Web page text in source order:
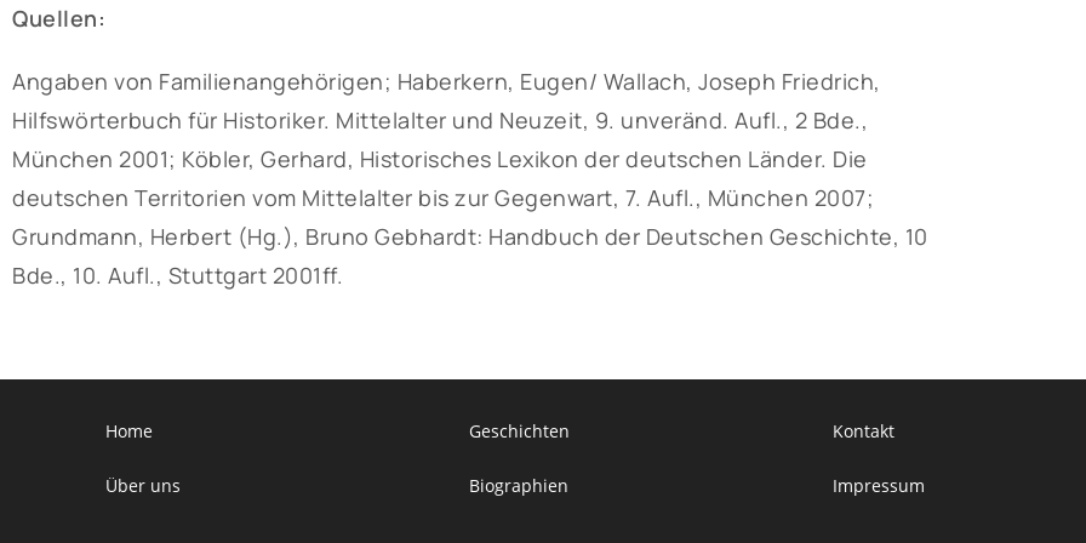
Quellen:
Angaben von Familienangehörigen; Haberkern, Eugen/ Wallach, Joseph Friedrich,
Hilfswörterbuch für Historiker. Mittelalter und Neuzeit, 9. unveränd. Aufl., 2 Bde.,
München 2001; Köbler, Gerhard, Historisches Lexikon der deutschen Länder. Die
deutschen Territorien vom Mittelalter bis zur Gegenwart, 7. Aufl., München 2007;
Grundmann, Herbert (Hg.), Bruno Gebhardt: Handbuch der Deutschen Geschichte, 10
Bde., 10. Aufl., Stuttgart 2001ff.
Home
Über uns
Geschichten
Biographien
Kontakt
Impressum